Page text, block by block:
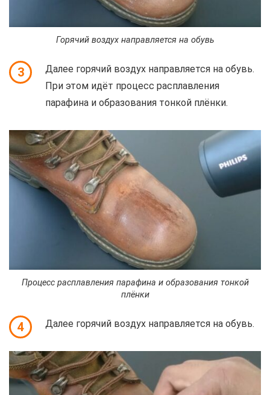
Горячий воздух направляется на обувь
3
Далее горячий воздух направляется на обувь.
При этом идёт процесс расплавления
парафина и образования тонкой плёнки.
Процесс расплавления парафина и образования тонкой
плёнки
4 Далее горячий воздух направляется на обувь.